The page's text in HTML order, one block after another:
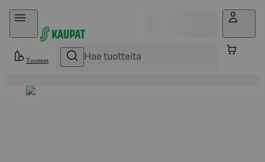
Hyppää sisältöön
Tuotteet